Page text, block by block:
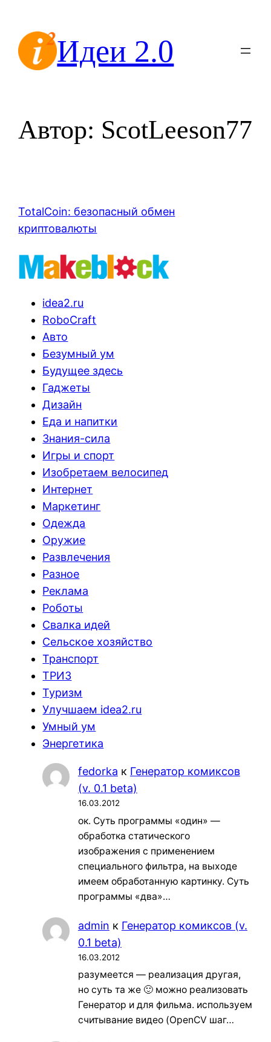
содержимомуИдеи 2.0
Автор: ScotLeeson77
TotalCoin: безопасный обмен
криптовалюты
idea2.ru
RoboCraft
Авто
Безумный ум
Будущее здесь
Гаджеты
Дизайн
Еда и напитки
Знания-сила
Игры и спорт
Изобретаем велосипед
Интернет
Маркетинг
Одежда
Оружие
Развлечения
Разное
Реклама
Роботы
Свалка идей
Сельское хозяйство
Транспорт
ТРИЗ
Туризм
Улучшаем idea2.ru
Умный ум
Энергетика
fedorka к Генератор комиксов
(v. 0.1 beta)
16.03.2012
ок. Суть программы «один» —
обработка статического
изображения с применением
специального фильтра, на выходе
имеем обработанную картинку. Суть
программы «два»…
admin к Генератор комиксов (v.
0.1 beta)
16.03.2012
разумеется — реализация другая,
но суть та же 🙂 можно реализовать
Генератор и для фильма. используем
считывание видео (OpenCV шаг…